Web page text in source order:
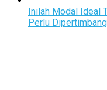
Inilah Modal Ideal
Perlu